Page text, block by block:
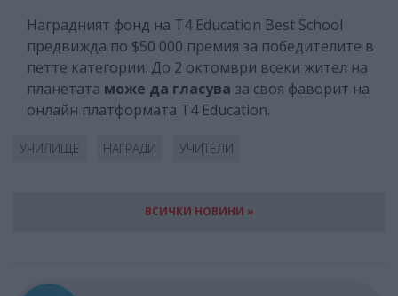
Наградният фонд на T4 Education Best School
предвижда по $50 000 премия за победителите в
петте категории. До 2 октомври всеки жител на
планетата може да гласува за своя фаворит на
онлайн платформата T4 Education.
УЧИЛИЩЕ НАГРАДИ УЧИТЕЛИ
ВСИЧКИ НОВИНИ »